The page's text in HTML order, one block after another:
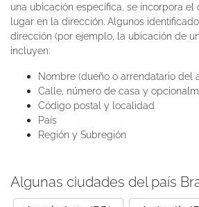
una ubicación específica, se incorpora
lugar en la dirección. Algunos
dirección (por ejemplo, la ubicación de
incluyen:
Nombre (dueño o arrendatario del
Calle, número de casa y
Código postal y localidad
País
Región y Subregión
Algunas ciudades del país